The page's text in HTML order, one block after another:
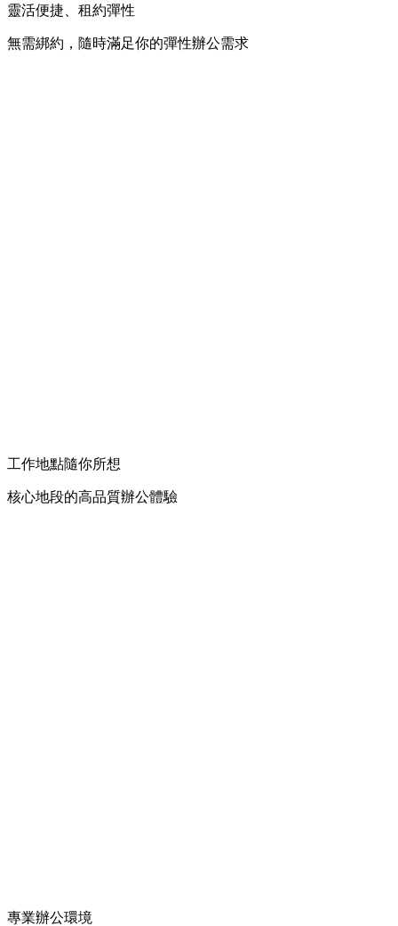
靈活便捷、租約彈性
無需綁約，隨時滿足你的彈性辦公需求
工作地點隨你所想
核心地段的高品質辦公體驗
專業辦公環境